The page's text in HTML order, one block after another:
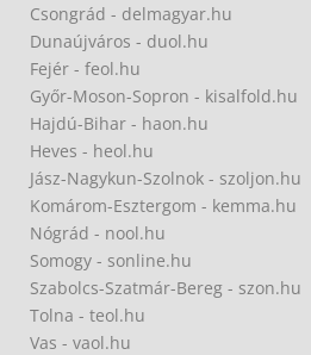
Csongrád - delmagyar.hu
Dunaújváros - duol.hu
Fejér - feol.hu
Győr-Moson-Sopron - kisalfold.hu
Hajdú-Bihar - haon.hu
Heves - heol.hu
Jász-Nagykun-Szolnok - szoljon.hu
Komárom-Esztergom - kemma.hu
Nógrád - nool.hu
Somogy - sonline.hu
Szabolcs-Szatmár-Bereg - szon.hu
Tolna - teol.hu
Vas - vaol.hu